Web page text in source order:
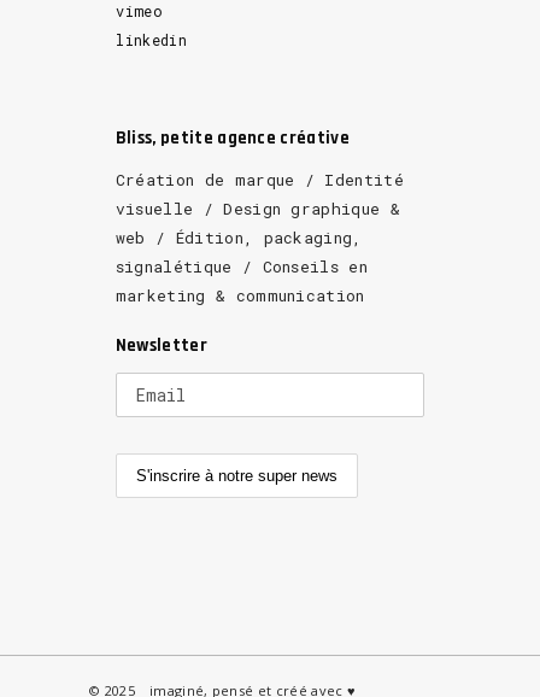
vimeo
linkedin
Bliss, petite agence créative
Création de marque / Identité
visuelle / Design graphique &
web / Édition, packaging,
signalétique / Conseils en
marketing & communication
Newsletter
© 2025 _ imaginé, pensé et créé avec ♥